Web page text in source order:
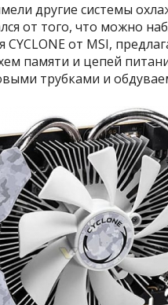
другие системы
от того, что можно
CYCLONE от MSI,
памяти и цепей
трубками и